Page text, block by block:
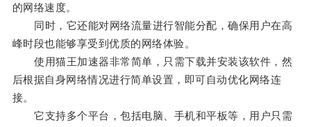
的网络速度。
同时，它还能对网络流量进行智能分配，确保用户在高
峰时段也能够享受到优质的网络体验。
使用猫王加速器非常简单，只需下载并安装该软件，然
后根据自身网络情况进行简单设置，即可自动优化网络连
接。
它支持多个平台，包括电脑、手机和平板等，用户只需